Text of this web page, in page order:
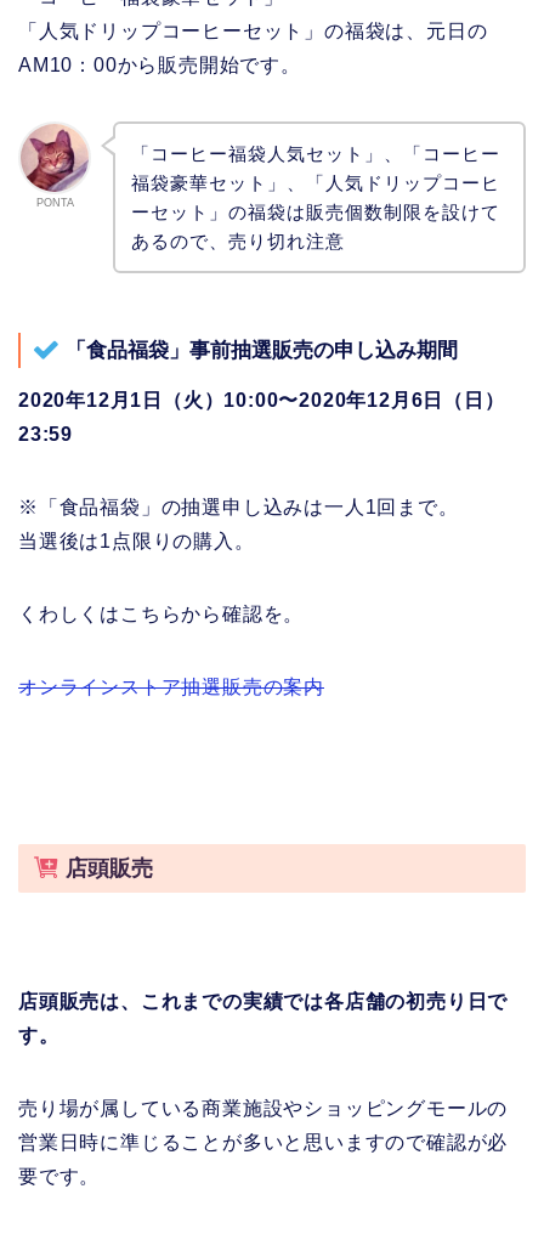
「人気ドリップコーヒーセット」の福袋は、元日の
AM10：00から販売開始です。
PONTA
「コーヒー福袋人気セット」、「コーヒー
福袋豪華セット」、「人気ドリップコーヒ
ーセット」の福袋は販売個数制限を設けて
あるので、売り切れ注意
「食品福袋」事前抽選販売の申し込み期間
2020年12月1日（火）10:00〜2020年12月6日（日）
23:59
※「食品福袋」の抽選申し込みは一人1回まで。
当選後は1点限りの購入。
くわしくはこちらから確認を。
オンラインストア抽選販売の案内
店頭販売
店頭販売は、これまでの実績では各店舗の初売り日で
す。
売り場が属している商業施設やショッピングモールの
営業日時に準じることが多いと思いますので確認が必
要です。